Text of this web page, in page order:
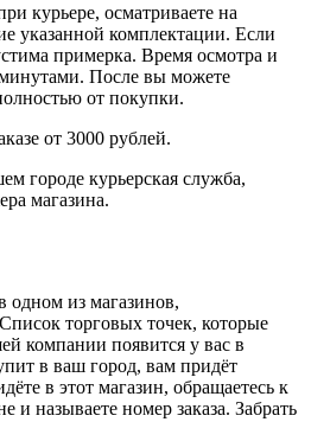
курьере, осматриваете на
указанной комплектации. Если
примерка. Время осмотра и
После вы можете
от покупки.
от 3000 рублей.
городе курьерская служба,
магазина.
одном из магазинов,
торговых точек, которые
компании появится у вас в
в ваш город, вам придёт
в этот магазин, обращаетесь к
и называете номер заказа. Забрать